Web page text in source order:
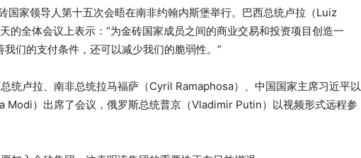
国家领导人第十五次会晤在南非约翰内斯堡举行。巴西总统卢拉（Luiz
的全体会议上表示：“为金砖国家成员之间的商业交易和投资项目创造一
我们的支付条件，还可以减少我们的脆弱性。”
统卢拉、南非总统拉马福萨（Cyril Ramaphosa）、中国国家主席习近平以
Modi）出席了会议，俄罗斯总统普京（Vladimir Putin）以视频形式远程参